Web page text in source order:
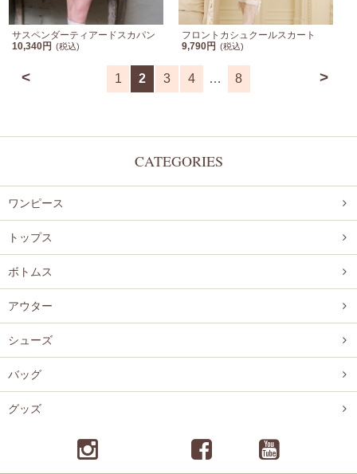
サスペンダーティアードスカパン
10,340円
(税込)
フロントカシュクールスカート
9,790円 (税込)
< >
1 2 3 4 … 8
CATEGORIES
ワンピース
トップス
ボトムス
アウター
シューズ
バッグ
グッズ